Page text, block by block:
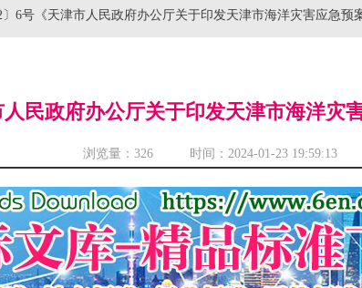
6号《天津市人民政府办公厅关于印发天津市海洋灾害应急预
民政府办公厅关于印发天津市海洋灾
浏览量：326 时间：2024-01-23 19:59:13